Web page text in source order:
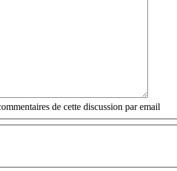
de cette discussion par email